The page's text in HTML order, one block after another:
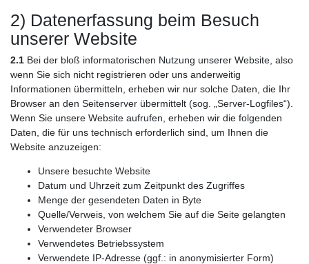
2) Datenerfassung beim Besuch
unserer Website
2.1 Bei der bloß informatorischen Nutzung unserer Website, also
wenn Sie sich nicht registrieren oder uns anderweitig
Informationen übermitteln, erheben wir nur solche Daten, die Ihr
Browser an den Seitenserver übermittelt (sog. „Server-Logfiles“).
Wenn Sie unsere Website aufrufen, erheben wir die folgenden
Daten, die für uns technisch erforderlich sind, um Ihnen die
Website anzuzeigen:
Unsere besuchte Website
Datum und Uhrzeit zum Zeitpunkt des Zugriffes
Menge der gesendeten Daten in Byte
Quelle/Verweis, von welchem Sie auf die Seite gelangten
Verwendeter Browser
Verwendetes Betriebssystem
Verwendete IP-Adresse (ggf.: in anonymisierter Form)